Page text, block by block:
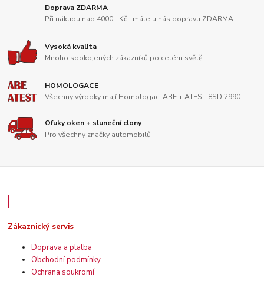
Doprava ZDARMA
Při nákupu nad 4000,- Kč , máte u nás dopravu ZDARMA
Vysoká kvalita
Mnoho spokojených zákazníků po celém světě.
HOMOLOGACE
Všechny výrobky mají Homologaci ABE + ATEST 8SD 2990.
Ofuky oken + sluneční clony
Pro všechny značky automobilů
Zákaznický servis
Doprava a platba
Obchodní podmínky
Ochrana soukromí